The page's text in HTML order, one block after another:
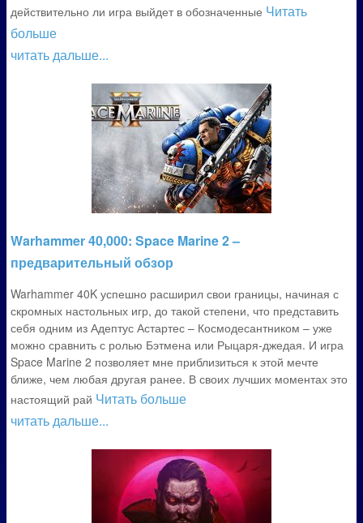
действительно ли игра выйдет в обозначенные Читать
больше
читать дальше...
Warhammer 40,000: Space Marine 2 –
предварительный обзор
Warhammer 40K успешно расширил свои границы, начиная с
скромных настольных игр, до такой степени, что представить
себя одним из Адептус Астартес – Космодесантником – уже
можно сравнить с ролью Бэтмена или Рыцаря-джедая. И игра
Space Marine 2 позволяет мне приблизиться к этой мечте
ближе, чем любая другая ранее. В своих лучших моментах это
настоящий рай Читать больше
читать дальше...